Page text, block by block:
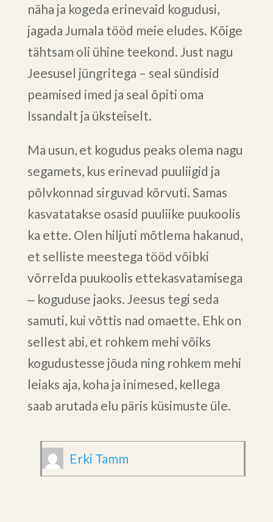
näha ja kogeda erinevaid kogudusi,
jagada Jumala tööd meie eludes. Kõige
tähtsam oli ühine teekond. Just nagu
Jeesusel jüngritega – seal sündisid
peamised imed ja seal õpiti oma
Issandalt ja üksteiselt.
Ma usun, et kogudus peaks olema nagu
segamets, kus erinevad puuliigid ja
põlvkonnad sirguvad kõrvuti. Samas
kasvatatakse osasid puuliike puukoolis
ka ette. Olen hiljuti mõtlema hakanud,
et selliste meestega tööd võibki
võrrelda puukoolis ettekasvatamisega
‒ koguduse jaoks. Jeesus tegi seda
samuti, kui võttis nad omaette. Ehk on
sellest abi, et rohkem mehi võiks
kogudustesse jõuda ning rohkem mehi
leiaks aja, koha ja inimesed, kellega
saab arutada elu päris küsimuste üle.
Erki Tamm